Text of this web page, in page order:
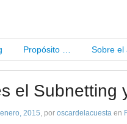
Propósito … Sobre el
el Subnetting
2015, por oscardelacuesta en